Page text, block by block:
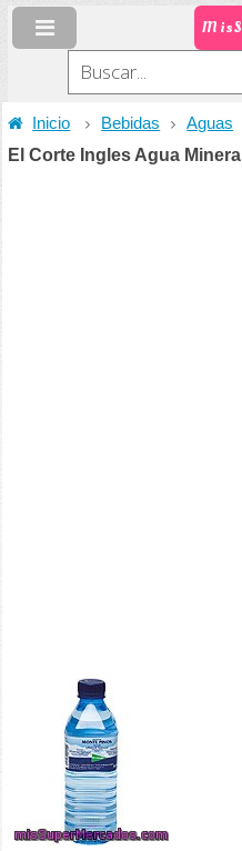
Inicio Bebidas Aguas
El Corte Ingles Agua